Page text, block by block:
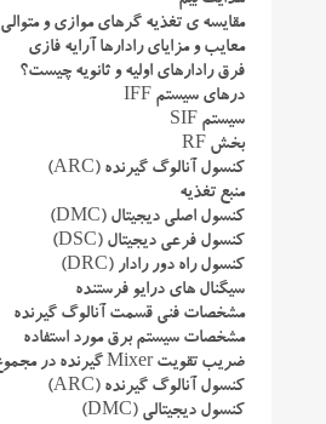
مقایسه ی تغذیه گرهای موازی و متوالی
معایب و مزایای رادارها آرایه فازی
فرق رادارهای اولیه و ثانویه چیست؟
درهای سیستم IFF
سیستم SIF
بخش RF
کنسول آنالوگ گیرنده (ARC)
منبع تغذیه
کنسول اصلی دیجیتال (DMC)
کنسول فرعی دیجیتال (DSC)
کنسول راه دور رادار (DRC)
سیگنال های درایو فرستنده
مشخصات فنی قسمت آنالوگ گیرنده
مشخصات سیستم برق مورد استفاده
ضریب تقویت Mixer گیرنده در مجموع 40 db می باشد.
کنسول آنالوگ گیرنده (ARC)
کنسول دیجیتالی (DMC)